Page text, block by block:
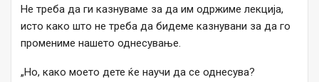
Не треба да ги казнуваме за да им одржиме лекција,
исто како што не треба да бидеме казнувани за да го
промениме нашето однесување.
„Но, како моето дете ќе научи да се однесува?